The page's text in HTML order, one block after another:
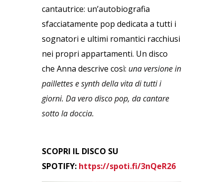
cantautrice: un’autobiografia
sfacciatamente pop dedicata a tutti i
sognatori e ultimi romantici racchiusi
nei propri appartamenti. Un disco
che Anna descrive così: una versione in
paillettes e synth della vita di tutti i
giorni. Da vero disco pop, da cantare
sotto la doccia.
SCOPRI IL DISCO SU
SPOTIFY: https://spoti.fi/3nQeR26